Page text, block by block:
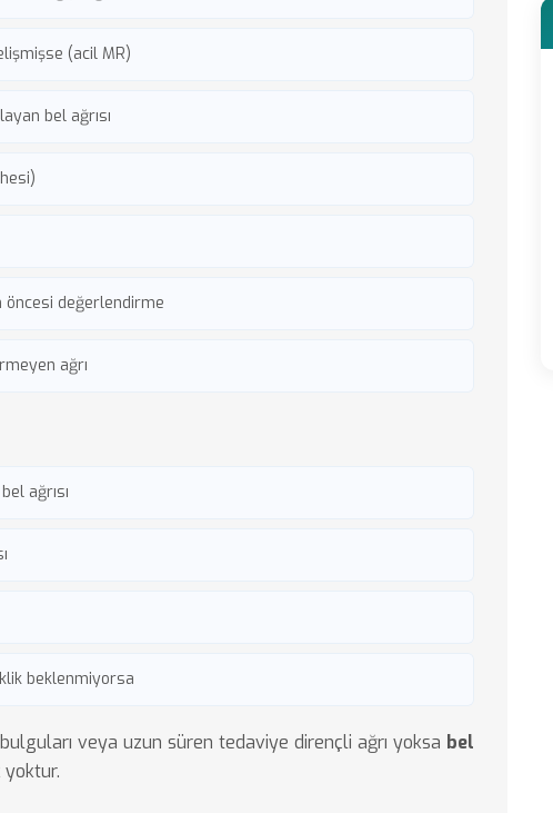
(acil MR)
bel ağrısı
değerlendirme
ağrı
ağrısı
beklenmiyorsa
bulguları veya uzun süren tedaviye dirençli ağrı yoksa bel